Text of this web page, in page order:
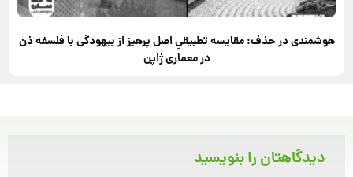
هوشمندی در حذف: مقایسه تطبیقیِ اصل پرهیز از بیهودگی با فلسفه ذن
در معماری ژاپن
دیدگاهتان را بنویسید